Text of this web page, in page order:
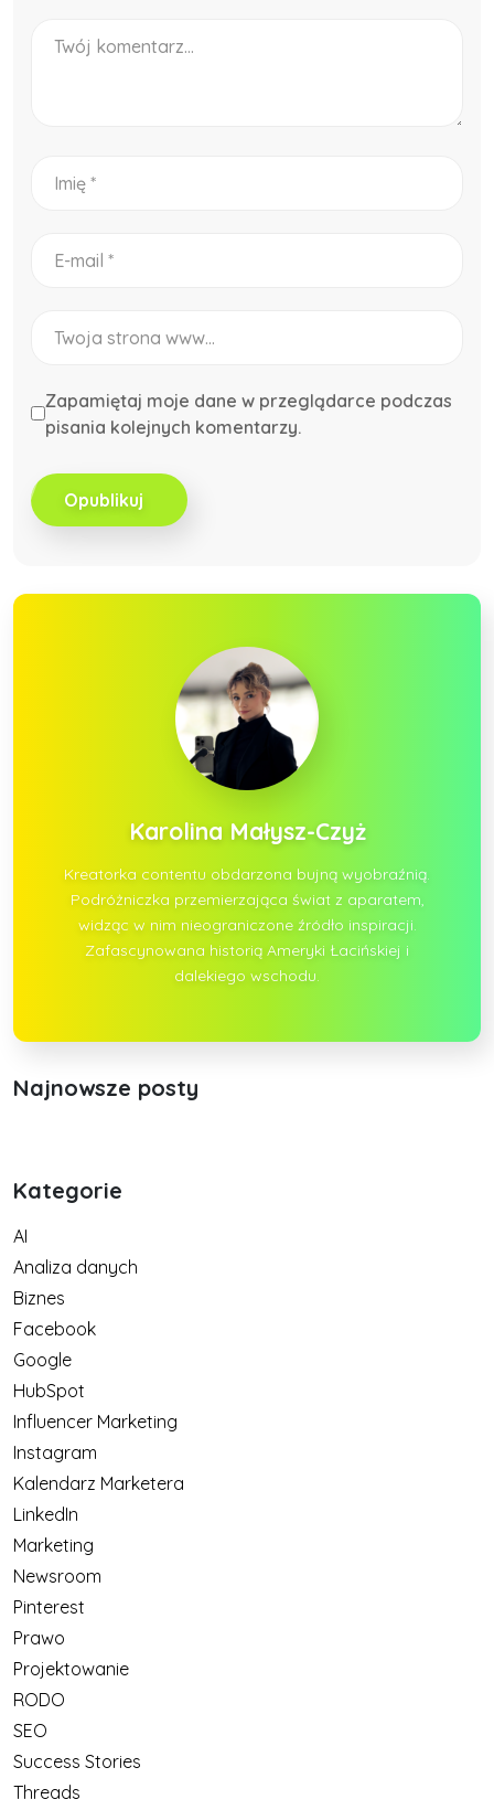
Zapamiętaj moje dane w przeglądarce podczas
pisania kolejnych komentarzy.
Opublikuj
Karolina Małysz-Czyż
Kreatorka contentu obdarzona bujną wyobraźnią.
Podróżniczka przemierzająca świat z aparatem,
widząc w nim nieograniczone źródło inspiracji.
Zafascynowana historią Ameryki Łacińskiej i
dalekiego wschodu.
Najnowsze posty
Kategorie
AI
Analiza danych
Biznes
Facebook
Google
HubSpot
Influencer Marketing
Instagram
Kalendarz Marketera
LinkedIn
Marketing
Newsroom
Pinterest
Prawo
Projektowanie
RODO
SEO
Success Stories
Threads